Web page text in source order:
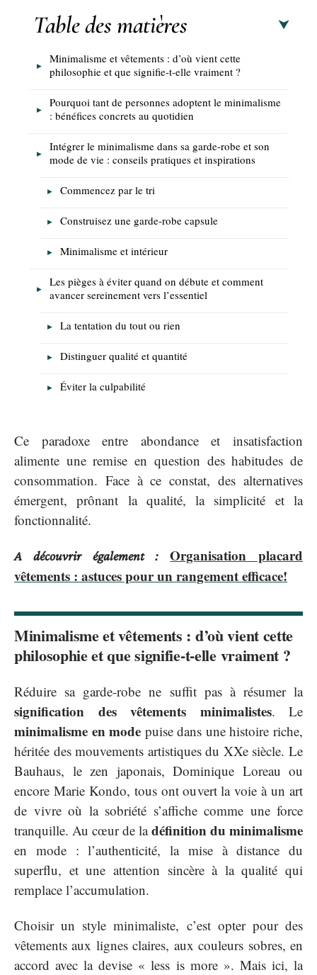
Table des matières
Minimalisme et vêtements : d’où vient cette
philosophie et que signifie-t-elle vraiment ?
Pourquoi tant de personnes adoptent le minimalisme
: bénéfices concrets au quotidien
Intégrer le minimalisme dans sa garde-robe et son
mode de vie : conseils pratiques et inspirations
Commencez par le tri
Construisez une garde-robe capsule
Minimalisme et intérieur
Les pièges à éviter quand on débute et comment
avancer sereinement vers l’essentiel
La tentation du tout ou rien
Distinguer qualité et quantité
Éviter la culpabilité
Ce paradoxe entre abondance et insatisfaction
alimente une remise en question des habitudes de
consommation. Face à ce constat, des alternatives
émergent, prônant la qualité, la simplicité et la
fonctionnalité.
A découvrir également :
Organisation placard
vêtements : astuces pour un rangement efficace!
Minimalisme et vêtements : d’où vient cette
philosophie et que signifie-t-elle vraiment ?
Réduire sa garde-robe ne suffit pas à résumer la
signification des vêtements minimalistes. Le
minimalisme en mode puise dans une histoire riche,
héritée des mouvements artistiques du XXe siècle. Le
Bauhaus, le zen japonais, Dominique Loreau ou
encore Marie Kondo, tous ont ouvert la voie à un art
de vivre où la sobriété s’affiche comme une force
tranquille. Au cœur de ladéfinition du minimalisme
en mode : l’authenticité, la mise à distance du
superflu, et une attention sincère à la qualité qui
remplace l’accumulation.
Choisir un style minimaliste, c’est opter pour des
vêtements aux lignes claires, aux couleurs sobres, en
accord avec la devise « less is more ». Mais ici, la